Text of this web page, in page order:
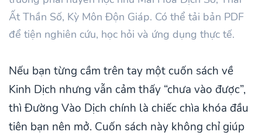
Ất Thần Số, Kỳ Môn Độn Giáp. Có thể tải bản PDF
để tiện nghiên cứu, học hỏi và ứng dụng thực tế.
Nếu bạn từng cầm trên tay một cuốn sách về
Kinh Dịch nhưng vẫn cảm thấy “chưa vào được”,
thì Đường Vào Dịch chính là chiếc chìa khóa đầu
tiên bạn nên mở. Cuốn sách này không chỉ giúp